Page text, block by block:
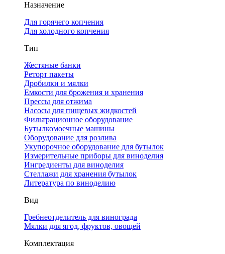
Назначение
Для горячего копчения
Для холодного копчения
Тип
Жестяные банки
Реторт пакеты
Дробилки и мялки
Емкости для брожения и хранения
Прессы для отжима
Насосы для пищевых жидкостей
Фильтрационное оборудование
Бутылкомоечные машины
Оборудование для розлива
Укупорочное оборудование для бутылок
Измерительные приборы для виноделия
Ингредиенты для виноделия
Стеллажи для хранения бутылок
Литература по виноделию
Вид
Гребнеотделитель для винограда
Мялки для ягод, фруктов, овощей
Комплектация